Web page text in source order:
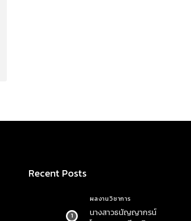
Recent Posts
ผลงานวิชาการ
นางสาวธนัญญากรน์